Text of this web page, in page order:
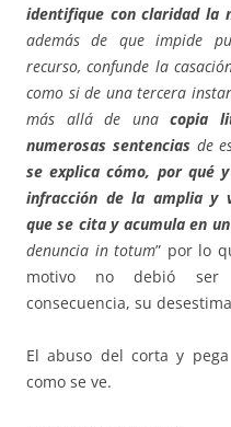
identifique con claridad la
además de que impide
recurso, confunde la
como si de una tercera
más allá de unacopia
numerosas sentencias de
se explica cómo, por qué
infracción de la amplia y
que se cita y acumula en
denuncia in totum” por lo
motivo no debió ser
consecuencia, su
El abuso del corta y
como se ve.